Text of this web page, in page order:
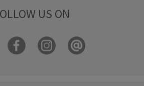
US ON